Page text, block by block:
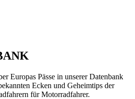
Europas Pässe in unserer Datenbank
Ecken und Geheimtips der
für Motorradfahrer.